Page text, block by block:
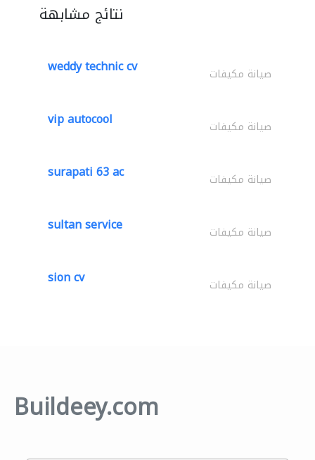
نتائج مشابهة
weddy technic cv صيانة مكيفات
vip autocool صيانة مكيفات
surapati 63 ac صيانة مكيفات
sultan service صيانة مكيفات
sion cv صيانة مكيفات
Buildeey.com